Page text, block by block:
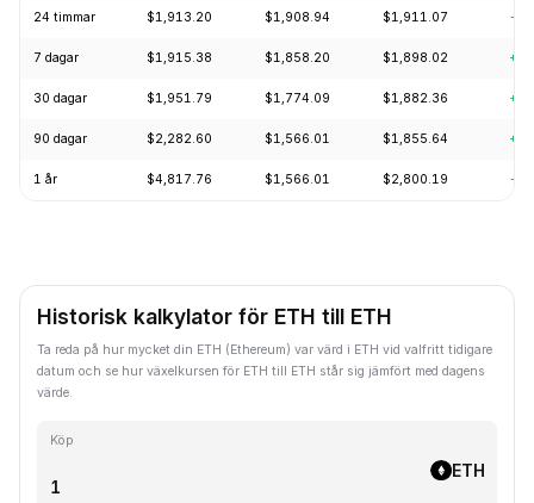
24 timmar $1,913.20 $1,908.94 $1,911.07 -
7 dagar $1,915.38 $1,858.20 $1,898.02
30 dagar $1,951.79 $1,774.09 $1,882.36
90 dagar $2,282.60 $1,566.01 $1,855.64
1 år $4,817.76 $1,566.01 $2,800.19 -
Historisk kalkylator för ETH till ETH
Ta reda på hur mycket din ETH (Ethereum) var värd i ETH vid valfritt tidigare
datum och se hur växelkursen för ETH till ETH står sig jämfört med dagens
värde.
Köp
ETH